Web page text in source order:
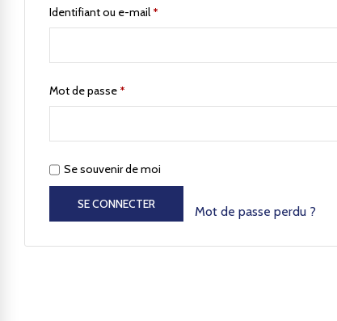
Identifiant ou e-mail *
Mot de passe *
Se souvenir de moi
SE CONNECTER Mot de passe perdu ?